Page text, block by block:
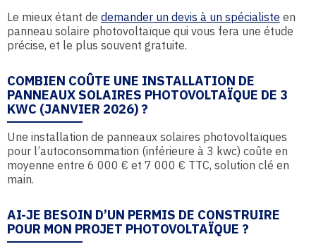
Le mieux étant de demander un devis à un spécialiste en
panneau solaire photovoltaïque qui vous fera une étude
précise, et le plus souvent gratuite.
COMBIEN COÛTE UNE INSTALLATION DE
PANNEAUX SOLAIRES PHOTOVOLTAÏQUE DE 3
KWC (JANVIER 2026) ?
Une installation de panneaux solaires photovoltaïques
pour l’autoconsommation (inférieure à 3 kwc) coûte en
moyenne entre 6 000 € et 7 000 € TTC, solution clé en
main.
AI-JE BESOIN D’UN PERMIS DE CONSTRUIRE
POUR MON PROJET PHOTOVOLTAÏQUE ?